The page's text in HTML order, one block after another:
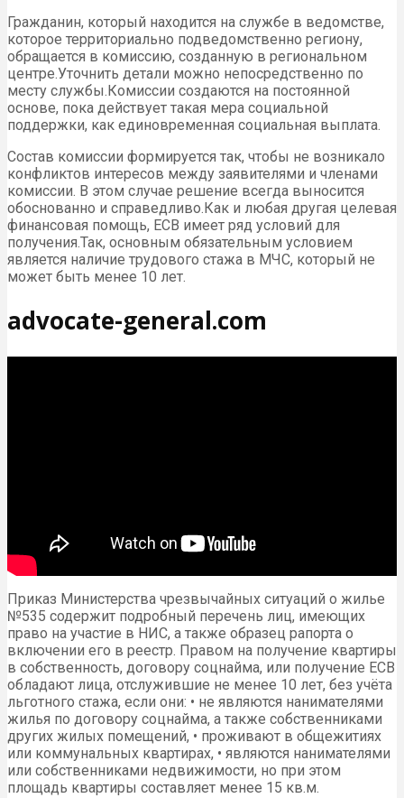
Гражданин, который находится на службе в ведомстве,
которое территориально подведомственно региону,
обращается в комиссию, созданную в региональном
центре.Уточнить детали можно непосредственно по
месту службы.Комиссии создаются на постоянной
основе, пока действует такая мера социальной
поддержки, как единовременная социальная выплата.
Состав комиссии формируется так, чтобы не возникало
конфликтов интересов между заявителями и членами
комиссии. В этом случае решение всегда выносится
обоснованно и справедливо.Как и любая другая целевая
финансовая помощь, ЕСВ имеет ряд условий для
получения.Так, основным обязательным условием
является наличие трудового стажа в МЧС, который не
может быть менее 10 лет.
advocate-general.com
Приказ Министерства чрезвычайных ситуаций о жилье
№535 содержит подробный перечень лиц, имеющих
право на участие в НИС, а также образец рапорта о
включении его в реестр. Правом на получение квартиры
в собственность, договору соцнайма, или получение ЕСВ
обладают лица, отслужившие не менее 10 лет, без учёта
льготного стажа, если они: • не являются нанимателями
жилья по договору соцнайма, а также собственниками
других жилых помещений, • проживают в общежитиях
или коммунальных квартирах, • являются нанимателями
или собственниками недвижимости, но при этом
площадь квартиры составляет менее 15 кв.м.